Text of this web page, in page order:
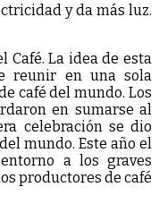
y da más luz.
Café. La idea de esta
reunir en una sola
café del mundo. Los
en sumarse al
celebración se dio
mundo. Este año el
a los graves
productores de café